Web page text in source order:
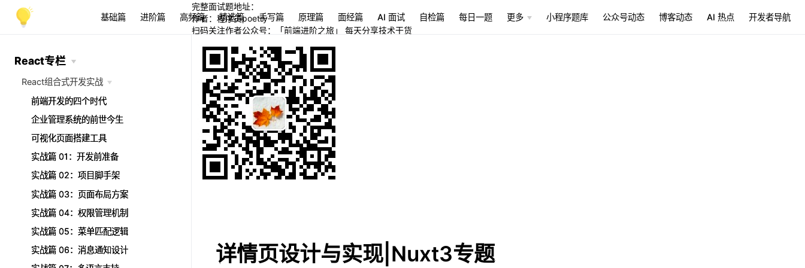
基础篇 进阶篇 高频篇 精选篇 手写篇 原理篇 面经篇 AI 面试 自检篇 每日一题 更多 小程序题库 公众号动态 博客动态 AI 热点 开发者导航
完整面试题地址：
作者：程序员poetry
扫码关注作者公众号：「前端进阶之旅」 每天分享技术干货
详情页设计与实现|Nuxt3专题
React专栏
React组合式开发实战
前端开发的四个时代
企业管理系统的前世今生
可视化页面搭建工具
实战篇 01：开发前准备
实战篇 02：项目脚手架
实战篇 03：页面布局方案
实战篇 04：权限管理机制
实战篇 05：菜单匹配逻辑
实战篇 06：消息通知设计
React专栏
React组合式开发实战
前端开发的四个时代
企业管理系统的前世今生
可视化页面搭建工具
实战篇 01：开发前准备
实战篇 02：项目脚手架
实战篇 03：页面布局方案
实战篇 04：权限管理机制
实战篇 05：菜单匹配逻辑
实战篇 06：消息通知设计